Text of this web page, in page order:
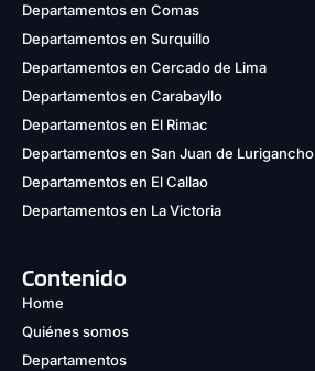
Departamentos en Comas
Departamentos en Surquillo
Departamentos en Cercado de Lima
Departamentos en Carabayllo
Departamentos en El Rimac
Departamentos en San Juan de Lurigancho
Departamentos en El Callao
Departamentos en La Victoria
Contenido
Home
Quiénes somos
Departamentos